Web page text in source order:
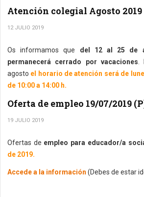
Atención colegial Agosto 2019
12 JULIO 2019
Os informamos que del 12 al 25 de
permanecerá cerrado por vacaciones
agosto el horario de atención será de
de 10:00 a 14:00 h.
Oferta de empleo 19/07/2019
19 JULIO 2019
Ofertas de empleo para educador/a
de 2019.
Accede a la información (Debes de estar